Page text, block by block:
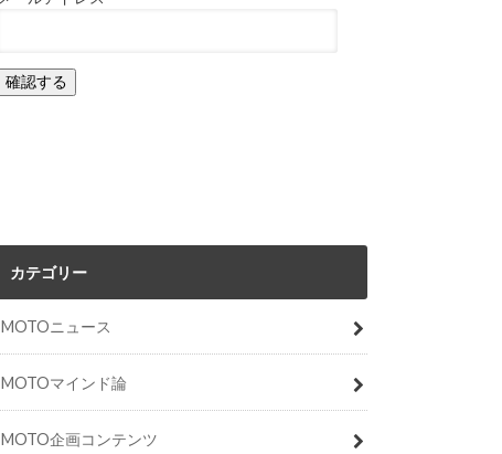
カテゴリー
MOTOニュース
MOTOマインド論
MOTO企画コンテンツ